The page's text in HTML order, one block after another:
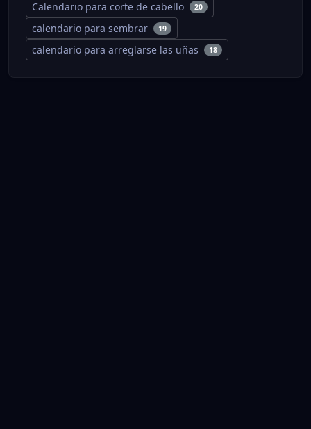
Calendario para corte de cabello 20
calendario para sembrar 19
calendario para arreglarse las uñas 18